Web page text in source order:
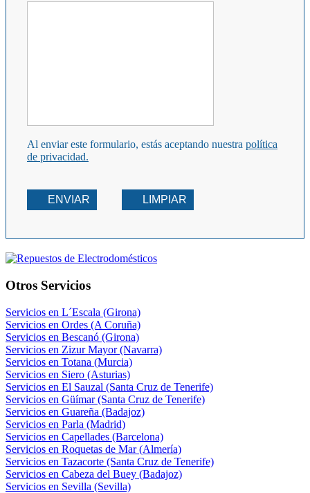
Al enviar este formulario, estás aceptando nuestra política
de privacidad.
ENVIAR LIMPIAR
Otros Servicios
Servicios en L´Escala (Girona)
Servicios en Ordes (A Coruña)
Servicios en Bescanó (Girona)
Servicios en Zizur Mayor (Navarra)
Servicios en Totana (Murcia)
Servicios en Siero (Asturias)
Servicios en El Sauzal (Santa Cruz de Tenerife)
Servicios en Güímar (Santa Cruz de Tenerife)
Servicios en Guareña (Badajoz)
Servicios en Parla (Madrid)
Servicios en Capellades (Barcelona)
Servicios en Roquetas de Mar (Almería)
Servicios en Tazacorte (Santa Cruz de Tenerife)
Servicios en Cabeza del Buey (Badajoz)
Servicios en Sevilla (Sevilla)